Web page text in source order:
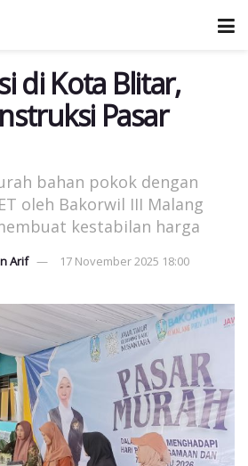
di Kota Blitar,
Pasar
bahan pokok dengan
oleh Bakorwil III Malang
kestabilan harga
Arif
17 November 2025 18:00